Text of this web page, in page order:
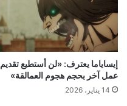
إيساياما يعترف: «لن أستطيع تقديم
عمل آخر بحجم هجوم العمالقة»
14 يناير، 2026